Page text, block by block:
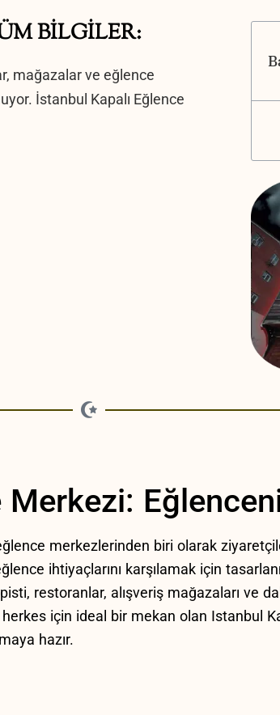
BİLGİLER:
mağazalar ve eğlence
İstanbul Kapalı Eğlence
Merkezi:
merkezlerinden biri olarak
ihtiyaçlarını karşılamak​ için
restoranlar, alışveriş mağazaları⁤ ve
için ideal bir mekan olan Istanbul
hazır.